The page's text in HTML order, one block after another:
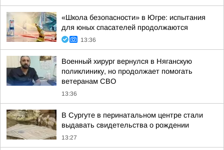
«Школа безопасности» в Югре: испытания
для юных спасателей продолжаются
13:36
Военный хирург вернулся в Няганскую
поликлинику, но продолжает помогать
ветеранам СВО
13:36
В Сургуте в перинатальном центре стали
выдавать свидетельства о рождении
13:27